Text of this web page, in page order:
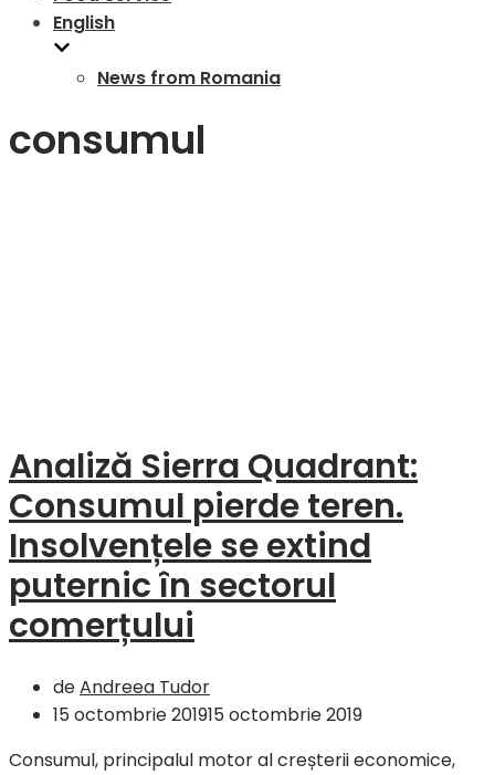
English
News from Romania
consumul
Analiză Sierra Quadrant:
Consumul pierde teren.
Insolvențele se extind
puternic în sectorul
comerțului
deAndreea Tudor
15 octombrie 201915 octombrie 2019
Consumul, principalul motor al creșterii economice,